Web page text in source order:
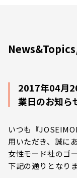
News&Topics
2017年04月
業日のお知ら
いつも『
用いただき、誠に
女性モード社のゴ
下記の通りとなりま